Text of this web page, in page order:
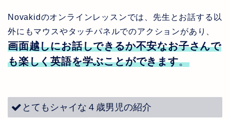
Novakidのオンラインレッスンでは、先生とお話する以
外にもマウスやタッチパネルでのアクションがあり、
画面越しにお話しできるか不安なお子さんで
も楽しく英語を学ぶことができます。
とてもシャイな４歳男児の紹介